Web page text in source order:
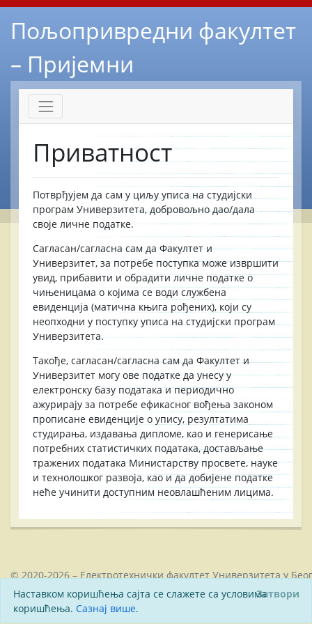
Пољопривредни факултет
– Пријемни
Приватност
Потврђујем да сам у циљу уписа на студијски
програм Универзитета, добровољно дао/дала
своје личне податке.
Сагласан/сагласна сам да Факултет и
Универзитет, за потребе поступка може извршити
увид, прибавити и обрадити личне податке о
чињеницама о којима се води службена
евиденција (матична књига рођених), који су
неопходни у поступку уписа на студијски програм
Универзитета.
Такође, сагласан/сагласна сам да Факултет и
Универзитет могу ове податке да унесу у
електронску базу података и периодично
ажурирају за потребе ефикасног вођења законом
прописане евиденције о упису, резултатима
студирања, издавања дипломе, као и генерисање
потребних статистичких података, достављање
тражених података Министарству просвете, науке
и технолошког развоја, као и да добијене податке
неће учинити доступним неовлашћеним лицима.
© 2020-2026 – Електротехнички факултет Универзитета у
Наставком коришћења сајта се слажете са условима
коришћења. Сазнај више.
Затвори